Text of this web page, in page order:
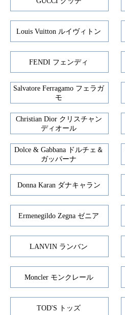
Louis Vuitton ルイヴィトン
FENDI フェンディ
Salvatore Ferragamo フェラガ
モ
Christian Dior クリスチャン
ディオール
Dolce & Gabbana ドルチェ＆
ガッパーナ
Donna Karan ダナキャラン
Ermenegildo Zegna ゼニア
LANVIN ランバン
Moncler モンクレール
TOD'S トッズ